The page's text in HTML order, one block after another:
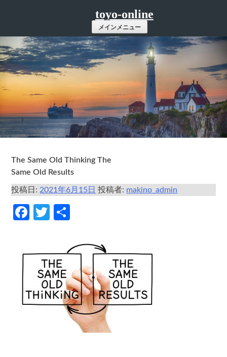
ツ
へ
ス
キ
ッ
プ
toyo-online
メインメニュー
The Same Old Thinking The
Same Old Results
投稿日: 2021年6月15日 投稿者: makino_admin
Facebook
Twitter